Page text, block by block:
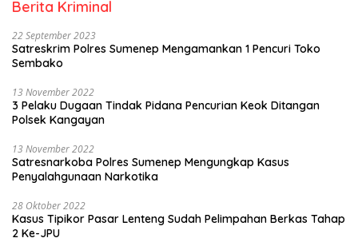
Berita Kriminal
22 September 2023
Satreskrim Polres Sumenep Mengamankan 1 Pencuri Toko
Sembako
13 November 2022
3 Pelaku Dugaan Tindak Pidana Pencurian Keok Ditangan
Polsek Kangayan
13 November 2022
Satresnarkoba Polres Sumenep Mengungkap Kasus
Penyalahgunaan Narkotika
28 Oktober 2022
Kasus Tipikor Pasar Lenteng Sudah Pelimpahan Berkas Tahap
2 Ke-JPU